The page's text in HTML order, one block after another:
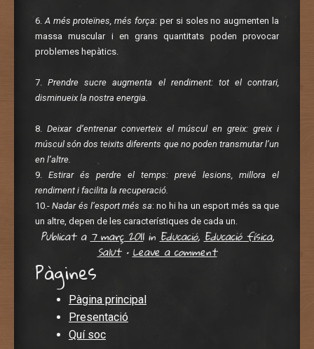
6. A més proteïnes, més força: per si soles no augmenten la
massa muscular i en grans quantitats poden provocar
problemes hepàtics.
7.Prendre sucre augmenta el rendiment: tot el contrari,
disminueix la nostra energia.
8. Deixar d’entrenar converteix el múscul en greix: greix i
múscul són dos teixits diferents que no poden transmutar l’un
en l’altre.
9. Estirar és perdre el temps: prevé lesions, millora el
rendiment i facilita la recuperació.
10.-Nadar és l’esport més sa: no hi ha un esport més sa que
un altre, depen de les característiques de cada un.
Publicat a7 març 2011 inEducació,Educació física,
Salut •Leave a comment
Pàgines
Pàgina principal
Presentació
Quí soc